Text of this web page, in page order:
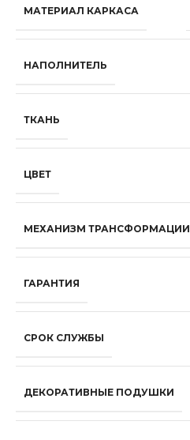
МАТЕРИАЛ КАРКАСА
НАПОЛНИТЕЛЬ
ТКАНЬ
ЦВЕТ
МЕХАНИЗМ ТРАНСФОРМАЦИИ
ГАРАНТИЯ
СРОК СЛУЖБЫ
ДЕКОРАТИВНЫЕ ПОДУШКИ